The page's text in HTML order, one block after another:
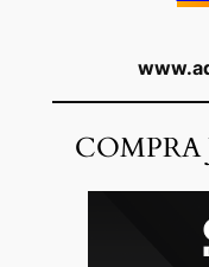
COMPRA